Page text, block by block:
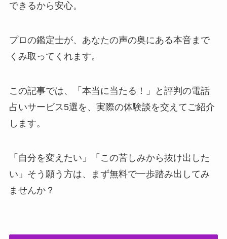
できるから安心。
プロの鑑定士が、あなたの声の奥にある本音まで
くみ取ってくれます。
この記事では、「本当に当たる！」と評判の電話
占いサービス5選を、実際の体験談を交えてご紹介
します。
「自分を変えたい」「この苦しみから抜け出した
い」そう願う方は、まず無料で一歩踏み出してみ
ませんか？